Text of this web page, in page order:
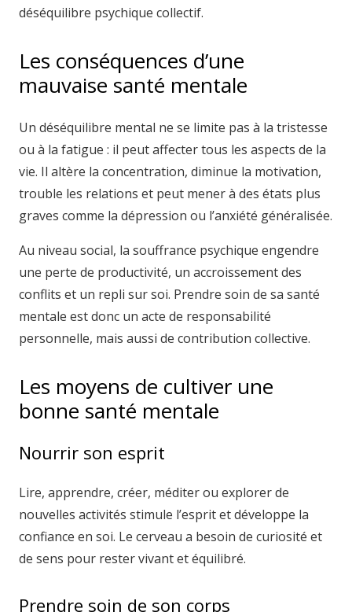
déséquilibre psychique collectif.
Les conséquences d’une
mauvaise santé mentale
Un déséquilibre mental ne se limite pas à la tristesse
ou à la fatigue : il peut affecter tous les aspects de la
vie. Il altère la concentration, diminue la motivation,
trouble les relations et peut mener à des états plus
graves comme la dépression ou l’anxiété généralisée.
Au niveau social, la souffrance psychique engendre
une perte de productivité, un accroissement des
conflits et un repli sur soi. Prendre soin de sa santé
mentale est donc un acte de responsabilité
personnelle, mais aussi de contribution collective.
Les moyens de cultiver une
bonne santé mentale
Nourrir son esprit
Lire, apprendre, créer, méditer ou explorer de
nouvelles activités stimule l’esprit et développe la
confiance en soi. Le cerveau a besoin de curiosité et
de sens pour rester vivant et équilibré.
Prendre soin de son corps